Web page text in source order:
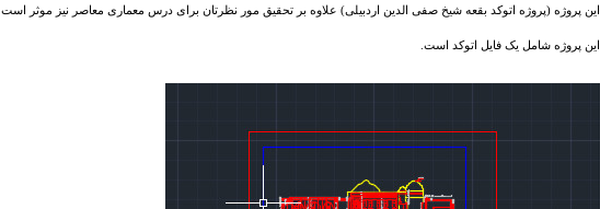
این پروژه (پروژه اتوکد بقعه شیخ صفی الدین اردبیلی) علاوه بر تحقیق مور نظرتان برای درس معماری معاصر نیز موثر است
این پروژه شامل یک فایل اتوکد است.